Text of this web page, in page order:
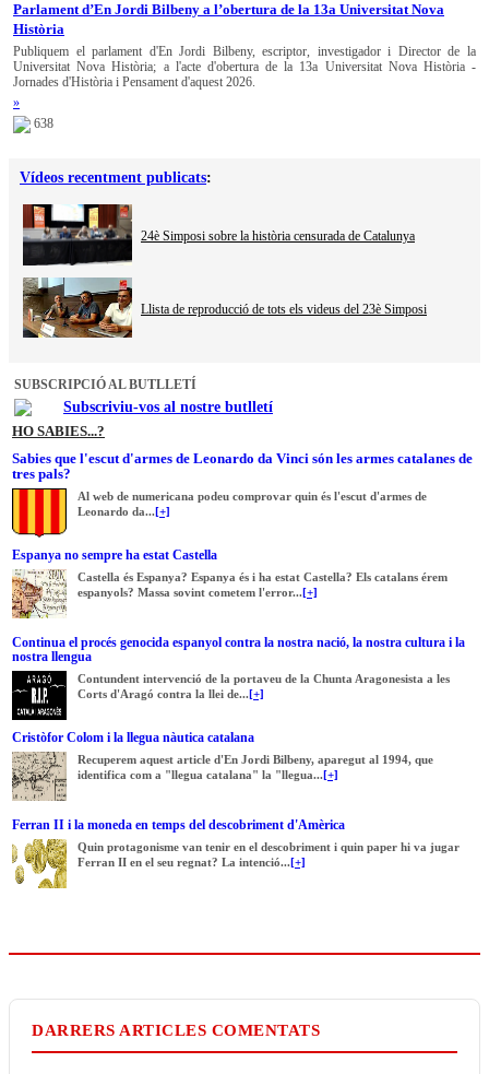
Parlament d’En Jordi Bilbeny a l’obertura de la 13a Universitat Nova
Història
Publiquem el parlament d'En Jordi Bilbeny, escriptor, investigador i Director de la
Universitat Nova Història; a l'acte d'obertura de la 13a Universitat Nova Història -
Jornades d'Història i Pensament d'aquest 2026.
»
638
Vídeos recentment publicats:
24è Simposi sobre la història censurada de Catalunya
Llista de reproducció de tots els videus del 23è Simposi
SUBSCRIPCIÓ AL BUTLLETÍ
Subscriviu-vos al nostre butlletí
HO SABIES...?
Sabies que l'escut d'armes de Leonardo da Vinci són les armes catalanes de
tres pals?
Al web de numericana podeu comprovar quin és l'escut d'armes de
Leonardo da...[+]
Espanya no sempre ha estat Castella
Castella és Espanya? Espanya és i ha estat Castella? Els catalans érem
espanyols? Massa sovint cometem l'error...[+]
Continua el procés genocida espanyol contra la nostra nació, la nostra cultura i la
nostra llengua
Contundent intervenció de la portaveu de la Chunta Aragonesista a les
Corts d'Aragó contra la llei de...[+]
Cristòfor Colom i la llegua nàutica catalana
Recuperem aquest article d'En Jordi Bilbeny, aparegut al 1994, que
identifica com a "llegua catalana" la "llegua...[+]
Ferran II i la moneda en temps del descobriment d'Amèrica
Quin protagonisme van tenir en el descobriment i quin paper hi va jugar
Ferran II en el seu regnat? La intenció...[+]
DARRERS ARTICLES COMENTATS